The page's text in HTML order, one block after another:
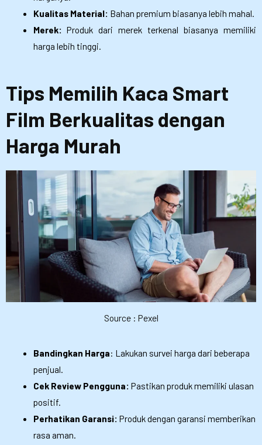
Kualitas Material: Bahan premium biasanya lebih mahal.
Merek: Produk dari merek terkenal biasanya memiliki
harga lebih tinggi.
Tips Memilih Kaca Smart
Film Berkualitas dengan
Harga Murah
Source : Pexel
Bandingkan Harga: Lakukan survei harga dari beberapa
penjual.
Cek Review Pengguna: Pastikan produk memiliki ulasan
positif.
Perhatikan Garansi: Produk dengan garansi memberikan
rasa aman.